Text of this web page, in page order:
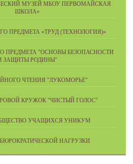
МУЗЕЙ МБОУ ПЕРВОМАЙСКАЯ
ШКОЛА»
ПРЕДМЕТА «ТРУД (ТЕХНОЛОГИЯ)»
ПРЕДМЕТА "ОСНОВЫ БЕЗОПАСНОСТИ
ЗАЩИТЫ РОДИНЫ"
ЧТЕНИЯ "ЛУКОМОРЬЕ"
КРУЖОК "ЧИСТЫЙ ГОЛОС"
УЧАЩИХСЯ УНИКУМ
НАГРУЗКИ